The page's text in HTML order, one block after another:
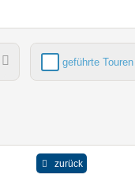
geführte Touren
zurück